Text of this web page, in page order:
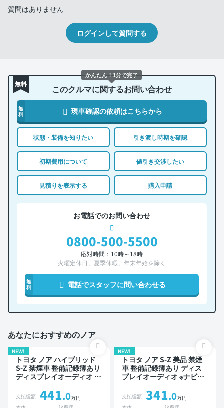
質問はありません
ログインして質問する
無料 このクルマに関するお問い合わせ
無
料
現車確認の依頼はこちらから
状態・装備を知りたい 引き渡し時期を確認
初期費用について 値引き交渉したい
見積りを表示する 購入申請
お電話でのお問い合わせ
0800-500-5500
応対時間：10時～18時
火曜定休日、夏季休暇、年末年始を除く
無
料
電話でスタッフに問い合わせる
あなたにおすすめのノア
NEW!
トヨタ ノア ハイブリッド
S-Z 禁煙車 整備記録簿あり
ディスプレイオーディオ ※
ニター ブラインドスポット
モニター デジタルインナー
支払総額 441.0万円
NEW!
トヨタ ノア S-Z 美品 禁煙
車 整備記録簿あり ディス
プレイオーディオ ※ナビキ
ポットモニター オートクル
ーズ 3列シート スマートキ
支払総額 341.0万円
かんたん！1分で完了